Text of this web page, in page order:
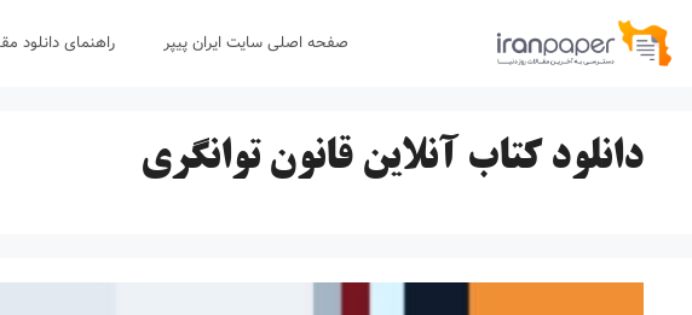
پرش
صفحه اصلی سایت ایران پیپر راهنمای دانلود
دانلود کتاب آنلاین قانون توانگری